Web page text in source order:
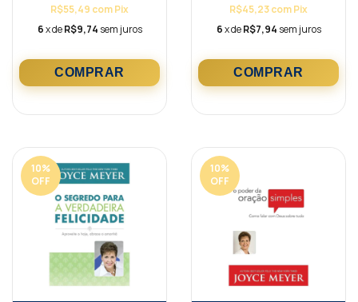
R$55,49 comPix
6x deR$9,74 sem juros
R$45,23comPix
6x deR$7,94 sem juros
10%
OFF
10%
OFF